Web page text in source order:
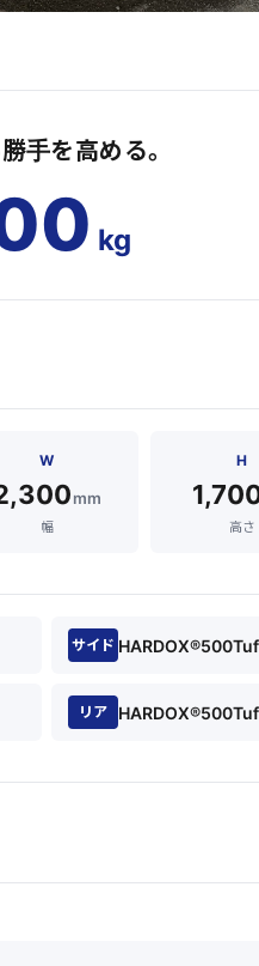
手を高める。
kg
W
mm
幅
H
高さ
サイド HARDOX®500Tuf
リア HARDOX®500Tuf